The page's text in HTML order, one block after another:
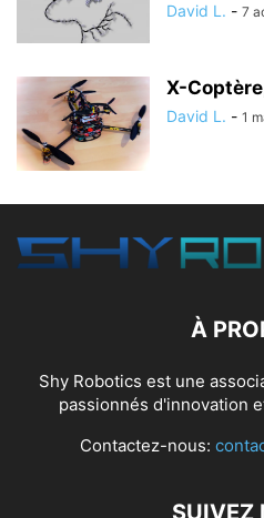
David L. - 7
X-
David L. - 1
À
Shy Robotics est une
passionnés d'innovation
Contactez-nous:
SUIVEZ